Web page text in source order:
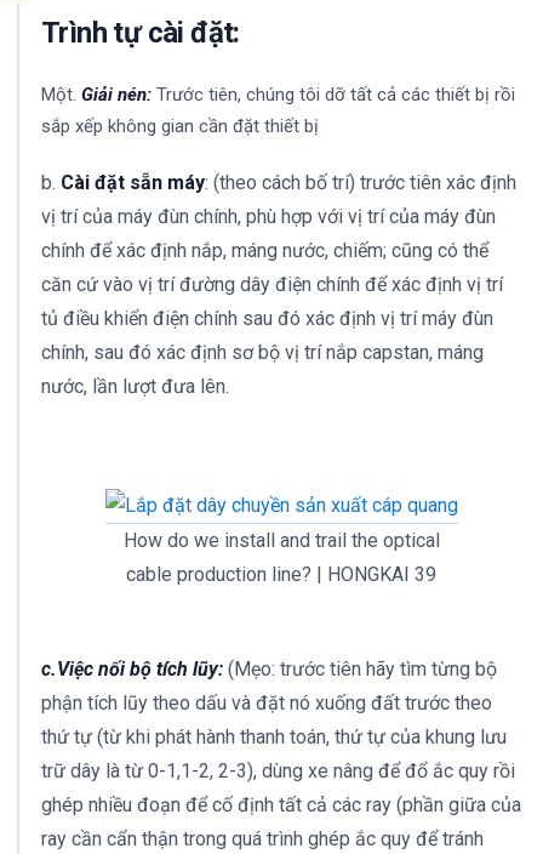
Trình tự cài đặt:
Một. Giải nén: Trước tiên, chúng tôi dỡ tất cả các thiết bị rồi
sắp xếp không gian cần đặt thiết bị
b. Cài đặt sẵn máy: (theo cách bố trí) trước tiên xác định
vị trí của máy đùn chính, phù hợp với vị trí của máy đùn
chính để xác định nắp, máng nước, chiếm; cũng có thể
căn cứ vào vị trí đường dây điện chính để xác định vị trí
tủ điều khiển điện chính sau đó xác định vị trí máy đùn
chính, sau đó xác định sơ bộ vị trí nắp capstan, máng
nước, lần lượt đưa lên.
How do we install and trail the optical
cable production line? | HONGKAI 39
c.Việc nối bộ tích lũy: (Mẹo: trước tiên hãy tìm từng bộ
phận tích lũy theo dấu và đặt nó xuống đất trước theo
thứ tự (từ khi phát hành thanh toán, thứ tự của khung lưu
trữ dây là từ 0-1,1-2, 2-3), dùng xe nâng để đổ ắc quy rồi
ghép nhiều đoạn để cố định tất cả các ray (phần giữa của
ray cần cẩn thận trong quá trình ghép ắc quy để tránh